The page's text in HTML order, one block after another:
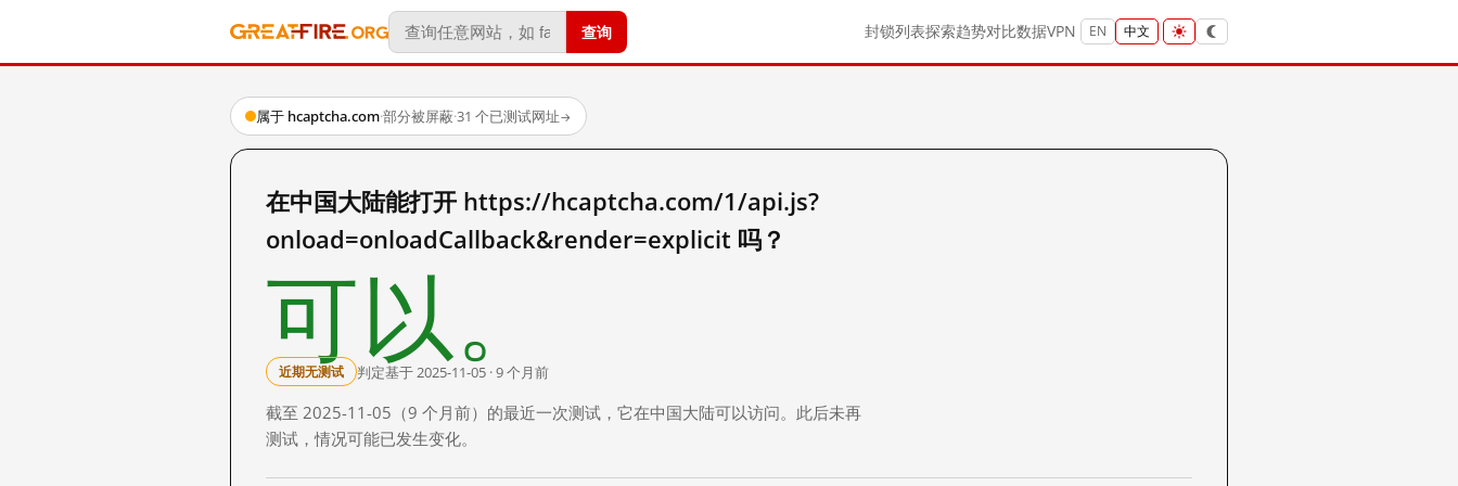
查询 封锁列表探索趋势对比数据VPN EN 中文
属于 hcaptcha.com·部分被屏蔽·31 个已测试网址→
在中国大陆能打开 https://hcaptcha.com/1/api.js?
onload=onloadCallback&render=explicit 吗？
可以。
近期无测试 判定基于 2025-11-05 · 9 个月前
截至 2025-11-05（9 个月前）的最近一次测试，它在中国大陆可以访问。此后未再
测试，情况可能已发生变化。